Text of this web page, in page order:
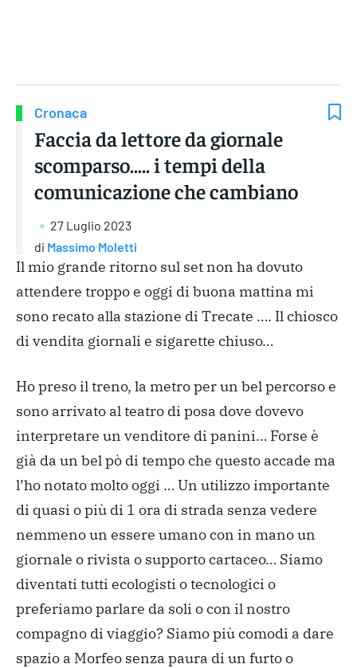
Cronaca
Faccia da lettore da giornale
scomparso….. i tempi della
comunicazione che cambiano
27 Luglio 2023
di Massimo Moletti
Il mio grande ritorno sul set non ha dovuto
attendere troppo e oggi di buona mattina mi
sono recato alla stazione di Trecate …. Il chiosco
di vendita giornali e sigarette chiuso…
Ho preso il treno, la metro per un bel percorso e
sono arrivato al teatro di posa dove dovevo
interpretare un venditore di panini… Forse è
già da un bel pò di tempo che questo accade ma
l’ho notato molto oggi … Un utilizzo importante
di quasi o più di 1 ora di strada senza vedere
nemmeno un essere umano con in mano un
giornale o rivista o supporto cartaceo… Siamo
diventati tutti ecologisti o tecnologici o
preferiamo parlare da soli o con il nostro
compagno di viaggio? Siamo più comodi a dare
spazio a Morfeo senza paura di un furto o